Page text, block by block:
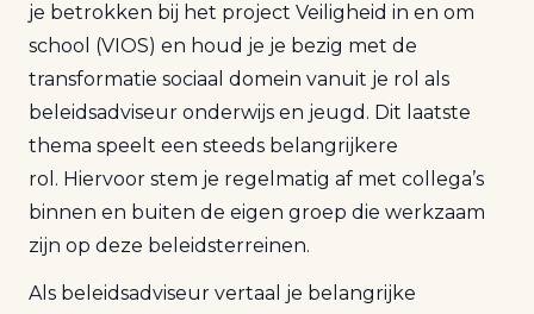
je betrokken bij het project Veiligheid in en om
school (VIOS) en houd je je bezig met de
transformatie sociaal domein vanuit je rol als
beleidsadviseur onderwijs en jeugd. Dit laatste
thema speelt een steeds belangrijkere
rol. Hiervoor stem je regelmatig af met collega’s
binnen en buiten de eigen groep die werkzaam
zijn op deze beleidsterreinen.
Als beleidsadviseur vertaal je belangrijke